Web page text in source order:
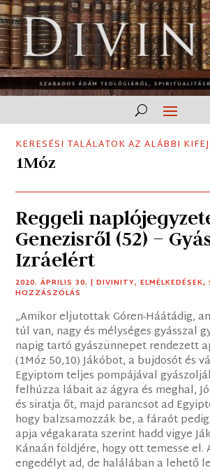
KERESÉSI TALÁLATOK AZ ALÁBBI
1Móz
Reggeli
Genezisről (52) –
Izráelért
2020. ÁPRILIS 30. |DIVINITY,ELMÉLKEDÉSEK,
HOZZÁSZÓLÁS
„Amikor eljutottak Góren-Háátádig,
túl van, nagy és mélységes gyásszal
napig tartó gyászünnepet rendezett
(1Móz 50,10) Jákóbot, a bujdosót és
Egyiptom teljes pompájával
felhúzza lábait az ágyra és meghal,
és siratja őt, majd parancsot ad
hogy balzsamozzák be, a fáraót
apja végakarata szerint hadd vigye
Kánaán földjére, hogy ott temesse el.
engedélyt ad, de halálában a lehető